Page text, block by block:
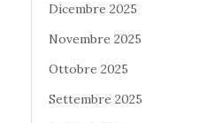
Dicembre 2025
Novembre 2025
Ottobre 2025
Settembre 2025